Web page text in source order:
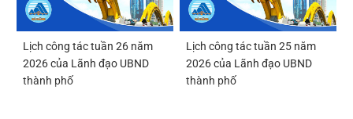
Lịch công tác tuần 26 năm
2026 của Lãnh đạo UBND
thành phố
Lịch công tác tuần 25 năm
2026 của Lãnh đạo UBND
thành phố